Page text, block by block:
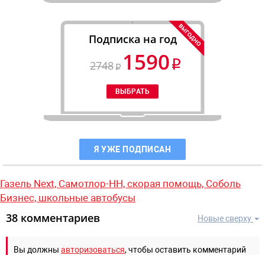
Подписка на год
2748
1590
Я УЖЕ ПОДПИСАН
Газель Next, Самотлор-НН, скорая помощь, Соболь
Бизнес, школьные автобусы
Новые сверху
38 комментариев
Вы должны авторизоваться, чтобы оставить комментарий